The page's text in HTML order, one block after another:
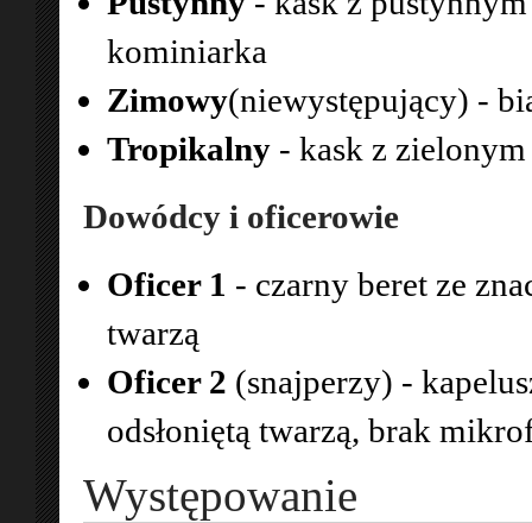
kominiarka
Zimowy(niewystępujący) -
Tropikalny - kask z
Dowódcy i oficerowie
Oficer 1 - czarny beret ze
twarzą
Oficer 2 (snajperzy) -
odsłoniętą twarzą, brak
Występowanie